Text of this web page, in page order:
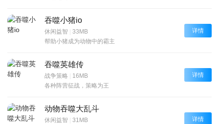
吞噬小猪io
休闲益智 | 33MB
帮助小猪成为动物中的霸主
详情
吞噬英雄传
战争策略 | 16MB
各种阵营征战，策略为王
详情
动物吞噬大乱斗
休闲益智 | 31MB
详情